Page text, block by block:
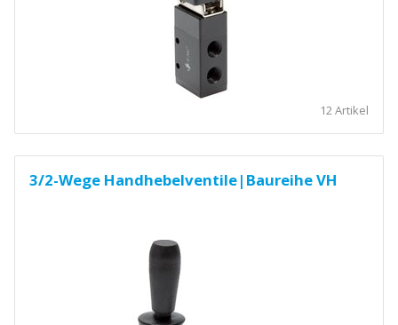
12 Artikel
3/2-Wege Handhebelventile|Baureihe VH